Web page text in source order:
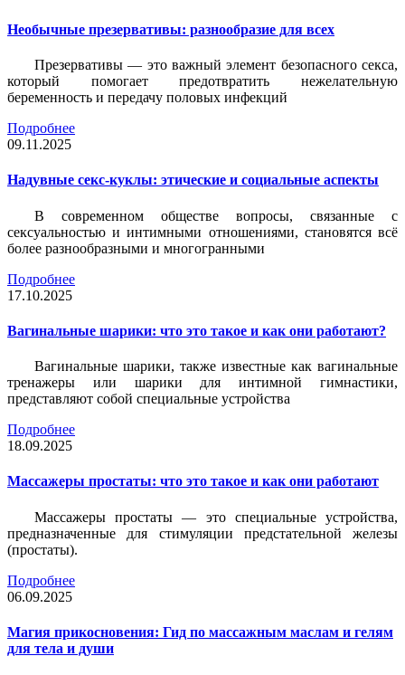
Необычные презервативы: разнообразие для всех
Презервативы — это важный элемент безопасного секса,
который помогает предотвратить нежелательную
беременность и передачу половых инфекций
Подробнее
09.11.2025
Надувные секс-куклы: этические и социальные аспекты
В современном обществе вопросы, связанные с
сексуальностью и интимными отношениями, становятся всё
более разнообразными и многогранными
Подробнее
17.10.2025
Вагинальные шарики: что это такое и как они работают?
Вагинальные шарики, также известные как вагинальные
тренажеры или шарики для интимной гимнастики,
представляют собой специальные устройства
Подробнее
18.09.2025
Массажеры простаты: что это такое и как они работают
Массажеры простаты — это специальные устройства,
предназначенные для стимуляции предстательной железы
(простаты).
Подробнее
06.09.2025
Магия прикосновения: Гид по массажным маслам и гелям
для тела и души